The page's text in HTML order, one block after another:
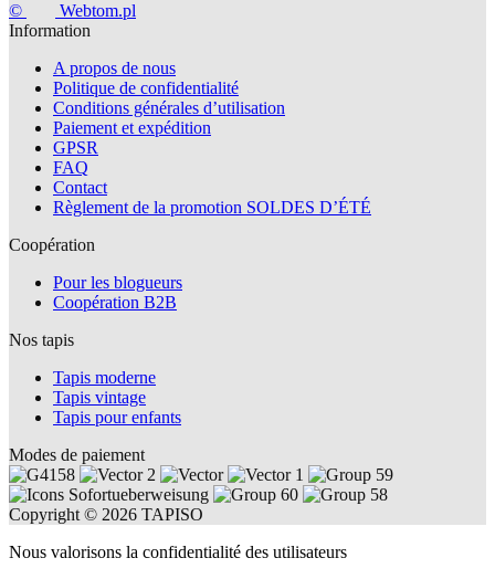
©
Webtom.pl
Information
A propos de nous
Politique de confidentialité
Conditions générales d’utilisation
Paiement et expédition
GPSR
FAQ
Contact
Règlement de la promotion SOLDES D’ÉTÉ
Coopération
Pour les blogueurs
Coopération B2B
Nos tapis
Tapis moderne
Tapis vintage
Tapis pour enfants
Modes de paiement
Copyright © 2026 TAPISO
Nous valorisons la confidentialité des utilisateurs